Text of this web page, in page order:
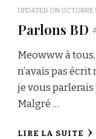
UPDATED ON OCTOBRE
Parlons BD
Meowww à
n’avais pas
je vous
Malgré …
LIRE LA SUITE